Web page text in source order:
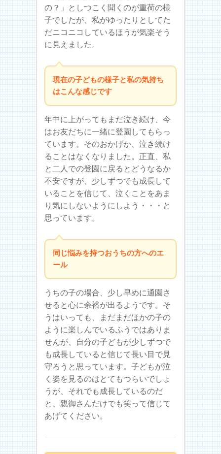
の？」としつこく聞くのが重荷の様
子でしたが、私がゆったりとしてた
だニコニコしているほうが気楽そう
に見えました。
現在の子どもの様子と私の気持ち
はこんな感じです
年中に上がってもまだ泣き続け、今
はお友だちに一緒に登園してもらっ
ています。そのおかげか、泣き続け
ることはなくなりました。正直、私
と二人での登園に戻るとどうなるか
不安ですが、少しずつでも成長して
いることを信じて、泣くことをあま
り気にしないようにしよう・・・と
思っています。
同じ悩みを持つおうちの方へのエ
ール
うちの子の場合、少し早めに通園さ
せると心に余裕が出るようです。そ
うはいっても、まだまだほかの子の
ように楽しんでいるふうではありま
せんが、自分の子どもが少しずつで
も成長していると信じて長い目で見
守ろうと思っています。子どもが泣
く姿を見るのはとてもつらいでしょ
うが、それでも成長しているのだ
と、親御さんだけでも笑って信じて
あげてください。